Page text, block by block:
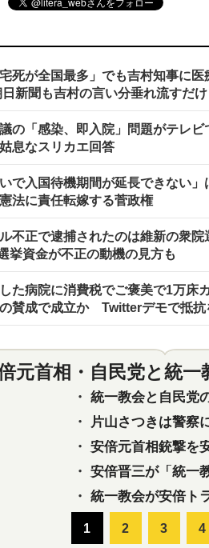
宅死が全国最多」でも吉村知事に
日新聞も吉村の言い分垂れ流すだけ
の「感染、即入院」問題がテレ
息なスリカエ回答
いで入国待機期間が延長できない
法に責任転嫁する菅政権
不正で逮捕されたのは維新の衆
挙資金が不正の動機の見方も
た病院に消費税でご褒美で1万床
賛成で成立か Twitterデモで抵抗
元首相・自民党と統一
・ 統一教会と自民党の関係をごま
・
片山さつきは警察に圧力！自
・ 安倍元首相銃撃を安倍批判の
・ 安倍晋三が「統一教会」イベン
・ 統一教会が安倍ト